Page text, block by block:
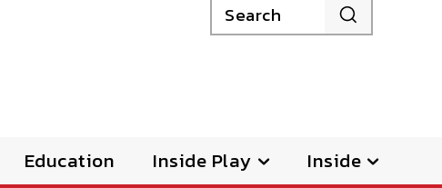
Search
Education Inside Play Inside